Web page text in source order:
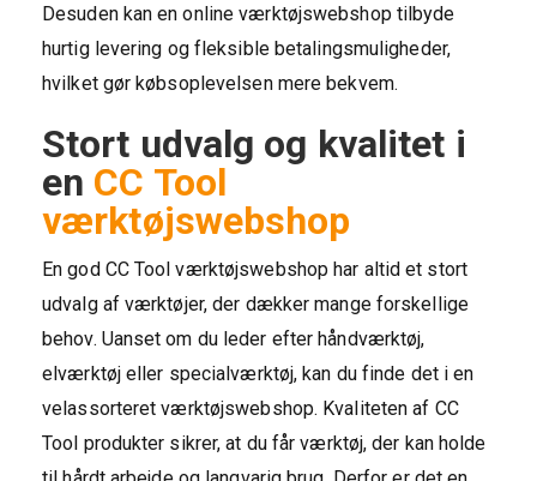
Desuden kan en online værktøjswebshop tilbyde
hurtig levering og fleksible betalingsmuligheder,
hvilket gør købsoplevelsen mere bekvem.
Stort udvalg og kvalitet i
en CC Tool
værktøjswebshop
En god CC Tool værktøjswebshop har altid et stort
udvalg af værktøjer, der dækker mange forskellige
behov. Uanset om du leder efter håndværktøj,
elværktøj eller specialværktøj, kan du finde det i en
velassorteret værktøjswebshop. Kvaliteten af CC
Tool produkter sikrer, at du får værktøj, der kan holde